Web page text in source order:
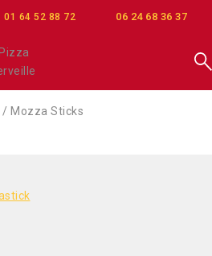
01 64 52 88 72 06 24 68 36 37
/ Mozza Sticks